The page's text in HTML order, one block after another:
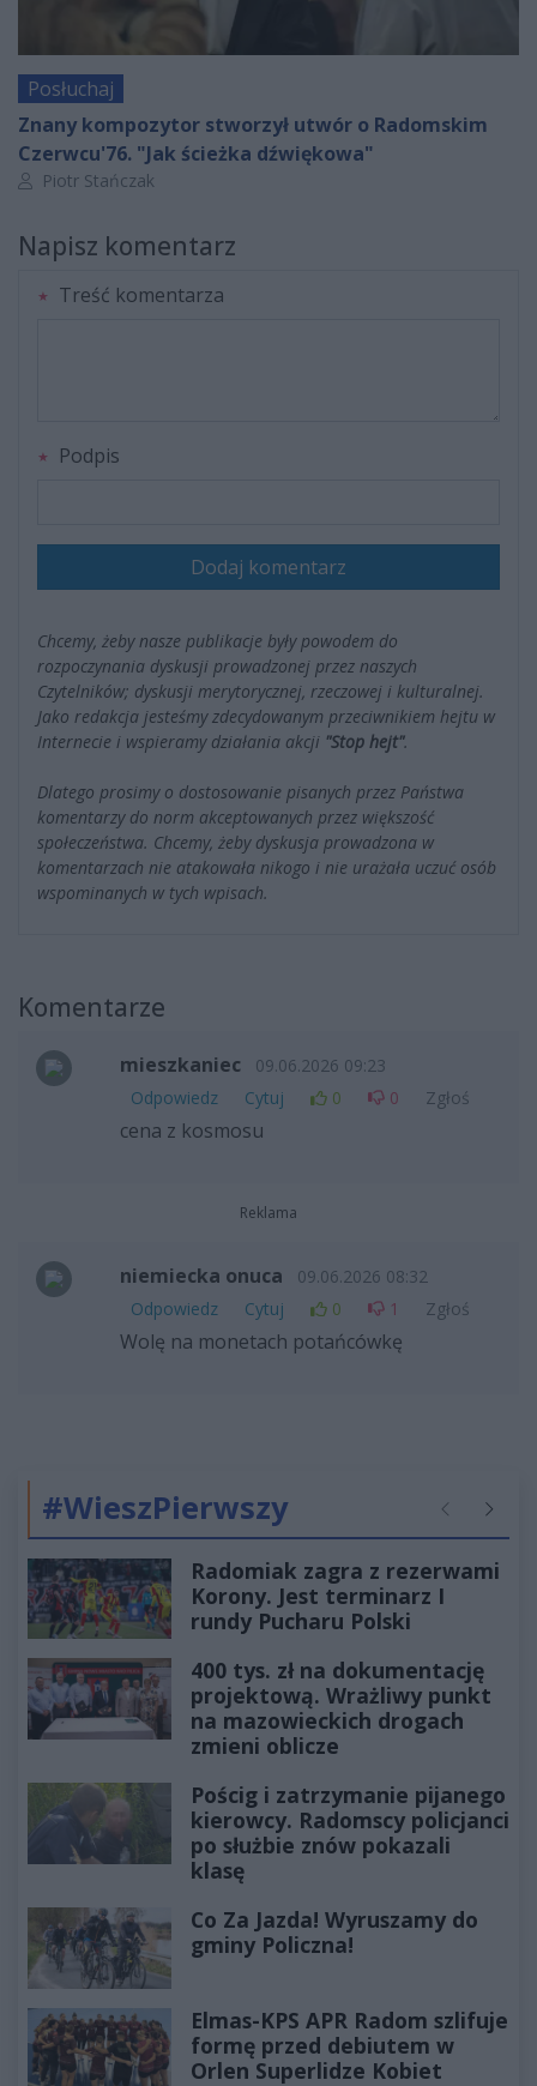
Posłuchaj
Znany kompozytor stworzył utwór o Radomskim
Czerwcu'76. "Jak ścieżka dźwiękowa"
Autor artykułu:
Piotr Stańczak
Napisz komentarz
Treść komentarza
Podpis
Dodaj komentarz
Chcemy, żeby nasze publikacje były powodem do
rozpoczynania dyskusji prowadzonej przez naszych
Czytelników; dyskusji merytorycznej, rzeczowej i kulturalnej.
Jako redakcja jesteśmy zdecydowanym przeciwnikiem hejtu w
Internecie i wspieramy działania akcji "Stop hejt".
Dlatego prosimy o dostosowanie pisanych przez Państwa
komentarzy do norm akceptowanych przez większość
społeczeństwa. Chcemy, żeby dyskusja prowadzona w
komentarzach nie atakowała nikogo i nie urażała uczuć osób
wspominanych w tych wpisach.
Komentarze
mieszkaniec
09.06.2026 09:23
Odpowiedz
Cytuj 0 0 Zgłoś
cena z kosmosu
Reklama
niemiecka onuca
09.06.2026 08:32
Odpowiedz
Cytuj 0 1 Zgłoś
Wolę na monetach potańcówkę
#WieszPierwszy Poprzednie
Radomiak zagra z rezerwami
Korony. Jest terminarz I
rundy Pucharu Polski
400 tys. zł na dokumentację
projektową. Wrażliwy punkt
na mazowieckich drogach
zmieni oblicze
Pościg i zatrzymanie pijanego
kierowcy. Radomscy policjanci
po służbie znów pokazali
klasę
Co Za Jazda! Wyruszamy do
gminy Policzna!
Elmas-KPS APR Radom szlifuje
formę przed debiutem w
Orlen Superlidze Kobiet